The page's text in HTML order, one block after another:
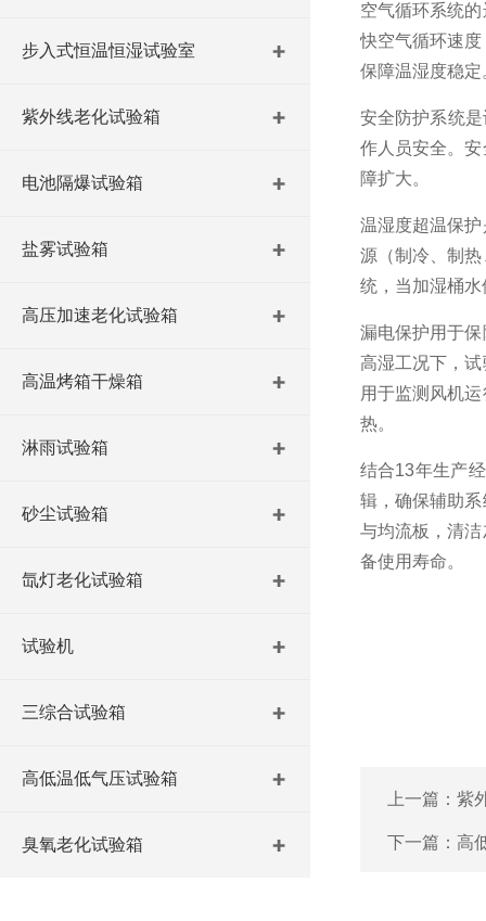
步入式恒温恒湿试验室
紫外线老化试验箱
电池隔爆试验箱
盐雾试验箱
高压加速老化试验箱
高温烤箱干燥箱
淋雨试验箱
砂尘试验箱
氙灯老化试验箱
试验机
三综合试验箱
高低温低气压试验箱
臭氧老化试验箱
空气循环系统
快空气循环速
保障温湿度稳
安全防护系统
作人员安全。
障扩大。
温湿度超温保
源（制冷、制
统，当加湿桶
漏电保护用于
高湿工况下，
用于监测风机
热。
结合13年生产
辑，确保辅助
与均流板，清
备使用寿命。
上一篇： 紫
下一篇： 高